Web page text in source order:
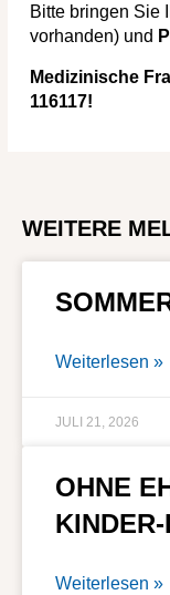
Bitte bringen Sie
vorhanden) und
Medizinische
116117!
WEITERE
Weiterlesen »
JULI 21, 2026
OHNE
Weiterlesen »